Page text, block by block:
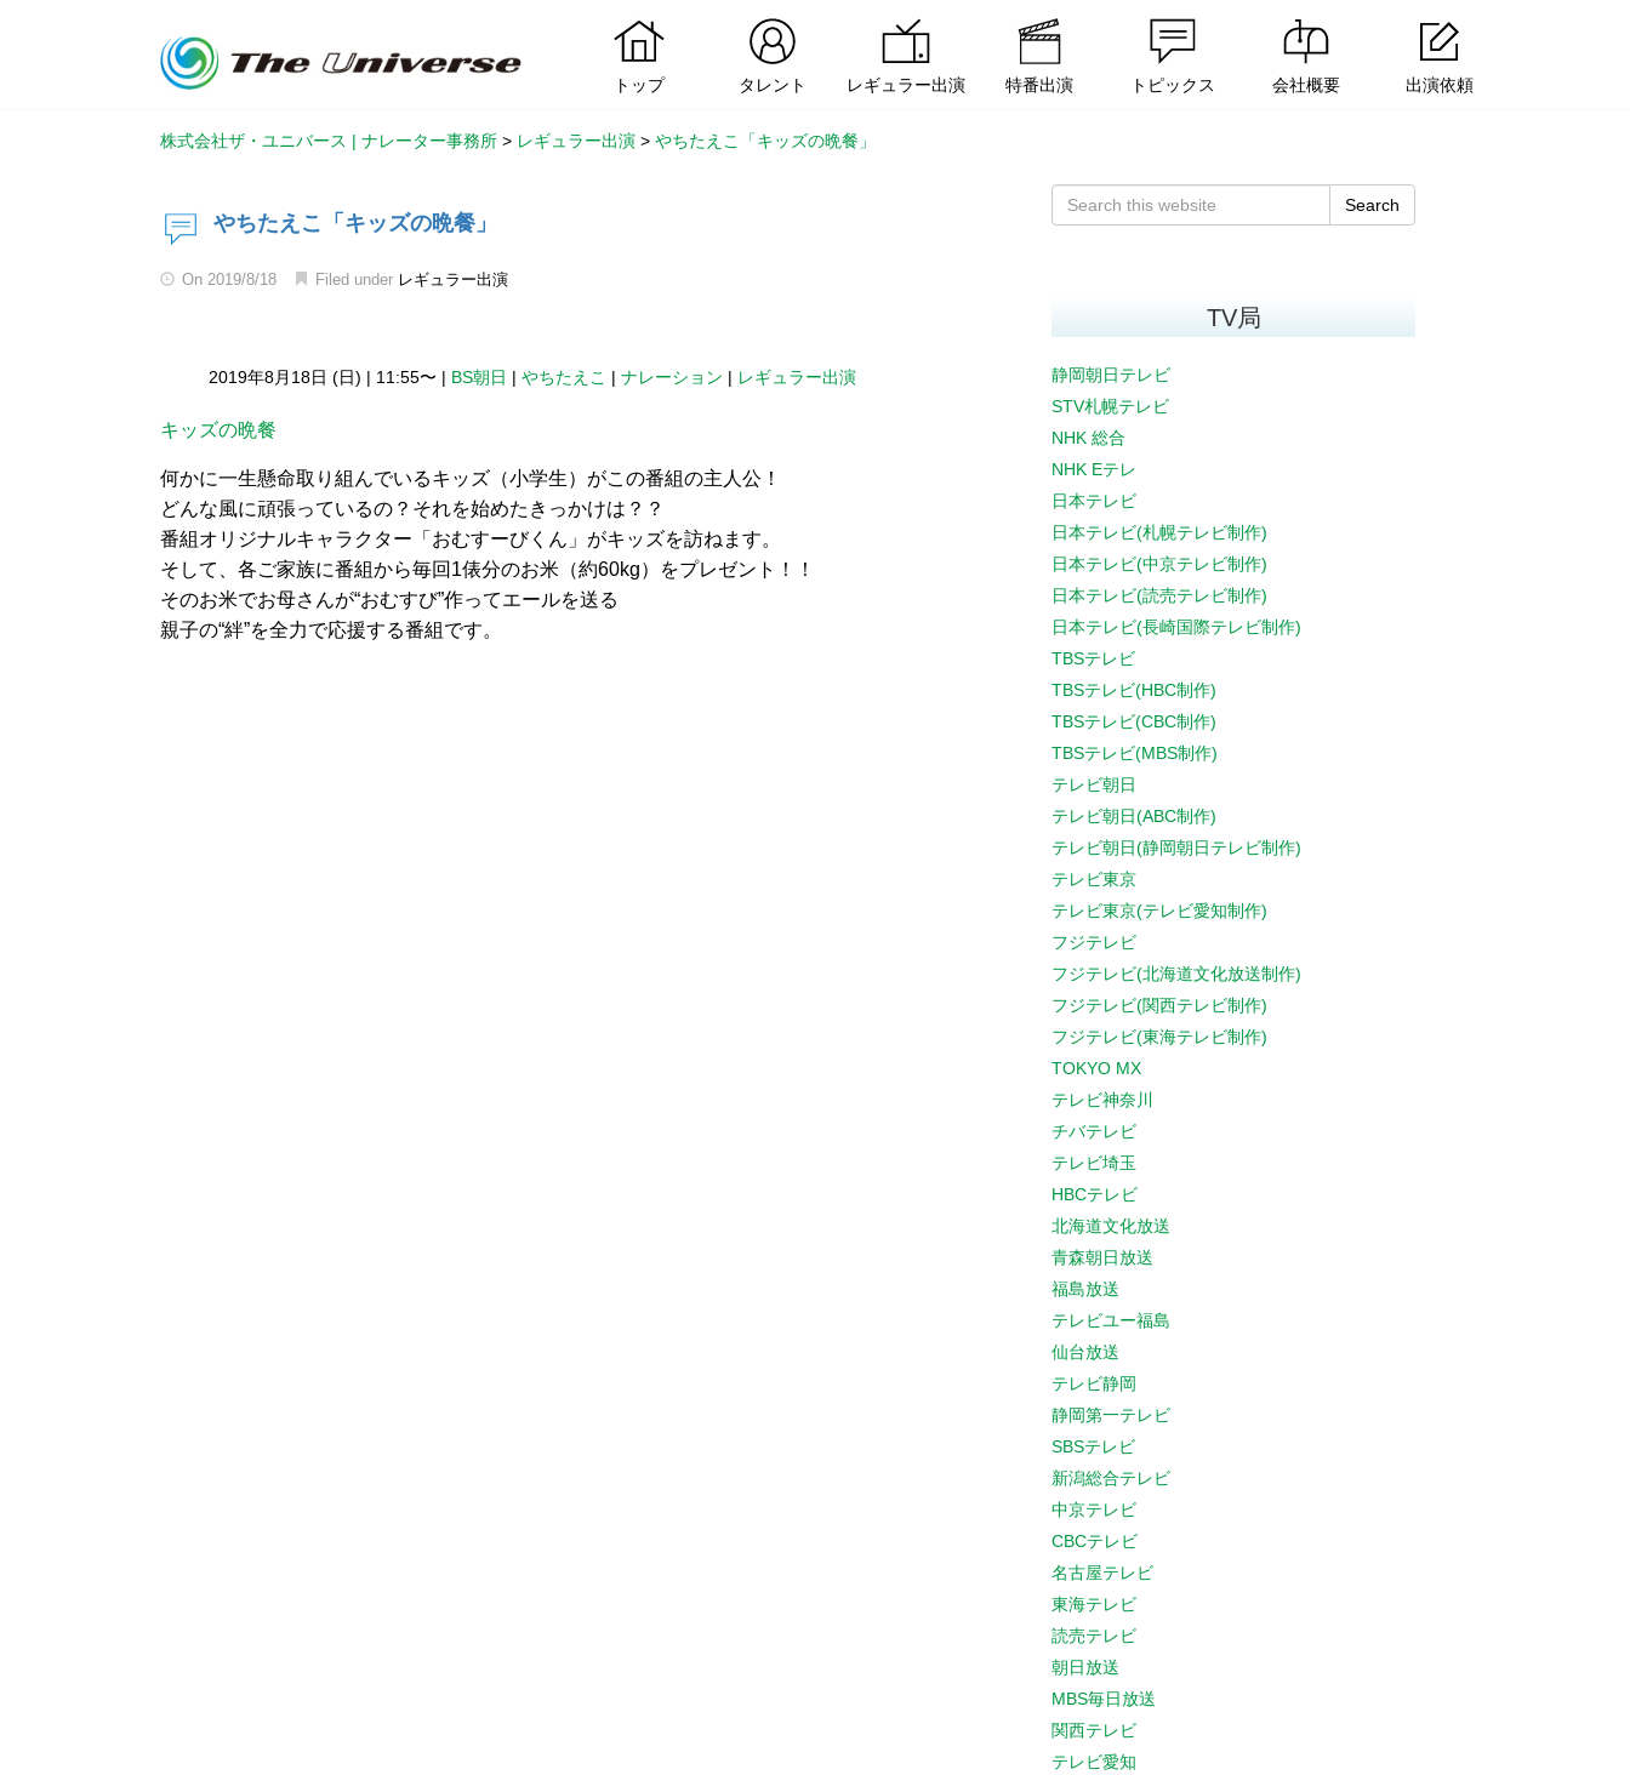
トップ タレント レギュラー出演 特番出演 トピックス 会社概要 出演依頼
株式会社ザ・ユニバース | ナレーター事務所 > レギュラー出演 > やちたえこ「キッズの晩餐」
やちたえこ「キッズの晩餐」
On 2019/8/18 Filed under レギュラー出演
2019年8月18日 (日) | 11:55〜 | BS朝日 | やちたえこ | ナレーション | レギュラー出演
キッズの晩餐
何かに一生懸命取り組んでいるキッズ（小学生）がこの番組の主人公！
どんな風に頑張っているの？それを始めたきっかけは？？
番組オリジナルキャラクター「おむすーびくん」がキッズを訪ねます。
そして、各ご家族に番組から毎回1俵分のお米（約60kg）をプレゼント！！
そのお米でお母さんが“おむすび”作ってエールを送る
親子の“絆”を全力で応援する番組です。
Search
TV局
静岡朝日テレビ
STV札幌テレビ
NHK 総合
NHK Eテレ
日本テレビ
日本テレビ(札幌テレビ制作)
日本テレビ(中京テレビ制作)
日本テレビ(読売テレビ制作)
日本テレビ(長崎国際テレビ制作)
TBSテレビ
TBSテレビ(HBC制作)
TBSテレビ(CBC制作)
TBSテレビ(MBS制作)
テレビ朝日
テレビ朝日(ABC制作)
テレビ朝日(静岡朝日テレビ制作)
テレビ東京
テレビ東京(テレビ愛知制作)
フジテレビ
フジテレビ(北海道文化放送制作)
フジテレビ(関西テレビ制作)
フジテレビ(東海テレビ制作)
TOKYO MX
テレビ神奈川
チバテレビ
テレビ埼玉
HBCテレビ
北海道文化放送
青森朝日放送
福島放送
テレビユー福島
仙台放送
テレビ静岡
静岡第一テレビ
SBSテレビ
新潟総合テレビ
中京テレビ
CBCテレビ
名古屋テレビ
東海テレビ
読売テレビ
朝日放送
MBS毎日放送
関西テレビ
テレビ愛知